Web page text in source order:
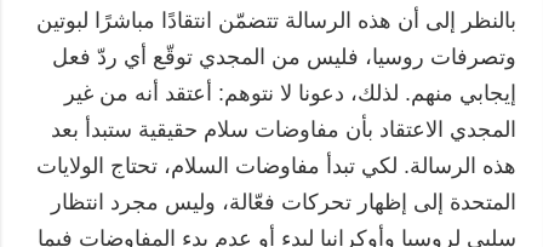
بالنظر إلى أن هذه الرسالة تتضمّن انتقادًا مباشرًا لبوتين
وتصرفات روسيا، فليس من المجدي توقّع أي ردّ فعل
إيجابي منهم. لذلك، دعونا لا نتوهم: أعتقد أنه من غير
المجدي الاعتقاد بأن مفاوضات سلام حقيقية ستبدأ بعد
هذه الرسالة. لكي تبدأ مفاوضات السلام، تحتاج الولايات
المتحدة إلى إظهار تحركات فعّالة، وليس مجرد انتظار
سلبي لروسيا وأوكرانيا لبدء أو عدم بدء المفاوضات فيما